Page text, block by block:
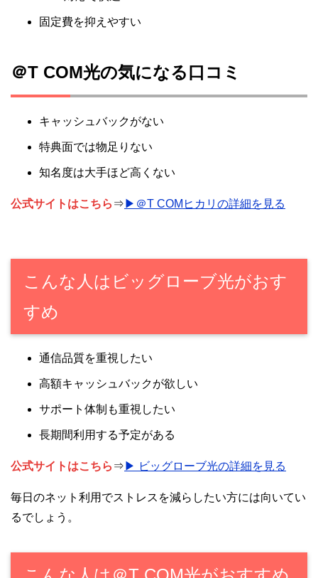
固定費を抑えやすい
＠T COM光の気になる口コミ
キャッシュバックがない
特典面では物足りない
知名度は大手ほど高くない
公式サイトはこちら ⇒ ▶＠T COMヒカリの詳細を見る
こんな人はビッグローブ光がおす
すめ
通信品質を重視したい
高額キャッシュバックが欲しい
サポート体制も重視したい
長期間利用する予定がある
公式サイトはこちら ⇒ ▶ ビッグローブ光の詳細を見る
毎日のネット利用でストレスを減らしたい方には向いてい
るでしょう。